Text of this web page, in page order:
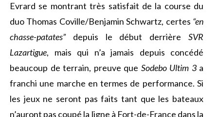
Evrard se montrant très satisfait de la course du
duo Thomas Coville/Benjamin Schwartz, certes “en
chasse-patates”depuis le début derrière SVR
Lazartigue, mais qui n’a jamais depuis concédé
beaucoup de terrain, preuve que Sodebo Ultim 3a
franchi une marche en termes de performance. Si
les jeux ne seront pas faits tant que les bateaux
n’auront pas coupé la ligne à Fort-de-France dans la